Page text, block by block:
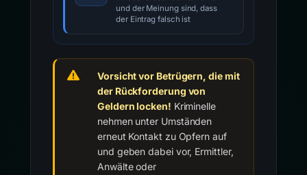
und der Meinung sind, dass
der Eintrag falsch ist
Vorsicht vor Betrügern, die mit
der Rückforderung von
Geldern locken! Kriminelle
nehmen unter Umständen
erneut Kontakt zu Opfern auf
und geben dabei vor, Ermittler,
Anwälte oder